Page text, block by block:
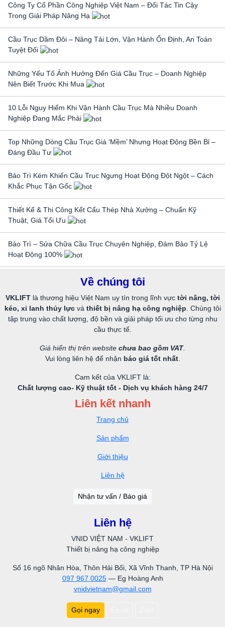
Công Ty Cổ Phần Công Nghiệp Việt Nam – Đối Tác Tin Cậy
Trong Giải Pháp Nâng Hạ
Cầu Trục Dầm Đôi – Nâng Tải Lớn, Vận Hành Ổn Định, An Toàn
Tuyệt Đối
Những Yếu Tố Ảnh Hưởng Đến Giá Cầu Trục – Doanh Nghiệp
Nên Biết Trước Khi Mua
10 Lỗi Nguy Hiểm Khi Vận Hành Cầu Trục Mà Nhiều Doanh
Nghiệp Đang Mắc Phải
Top Những Dòng Cầu Trục Giá ‘Mềm’ Nhưng Hoạt Động Bền Bỉ –
Đáng Đầu Tư
Bảo Trì Kém Khiến Cầu Trục Ngưng Hoạt Động Đột Ngột – Cách
Khắc Phục Tận Gốc
Thiết Kế & Thi Công Kết Cấu Thép Nhà Xưởng – Chuẩn Kỹ
Thuật, Giá Tối Ưu
Bảo Trì – Sửa Chữa Cầu Trục Chuyên Nghiệp, Đảm Bảo Tỷ Lệ
Hoạt Động 100%
Về chúng tôi
VKLIFTlà thương hiệu Việt Nam uy tín trong lĩnh vực tời nâng, tời
kéo, xi lanh thủy lựcvà thiết bị nâng hạ công nghiệp . Chúng tôi
tập trung vào chất lượng, độ bền và giải pháp tối ưu cho từng nhu
cầu thực tế.
Giá hiển thị trên website chưa bao gồm VAT.
Vui lòng liên hệ để nhận báo giá tốt nhất.
Cam kết của VKLIFT là:
Chất lượng cao- Kỹ thuật tốt - Dịch vụ khách hàng 24/7
Liên kết nhanh
Trang chủ
Sản phẩm
Giới thiệu
Liên hệ
Nhận tư vấn / Báo giá
Liên hệ
VNID VIỆT NAM - VKLIFT
Thiết bị nâng hạ công nghiệp
Số 16 ngõ Nhân Hòa, Thôn Hải Bối, Xã Vĩnh Thanh, TP Hà Nội
097 967 0025— Eg Hoàng Anh
vnidvietnam@gmail.com
Gọi ngay